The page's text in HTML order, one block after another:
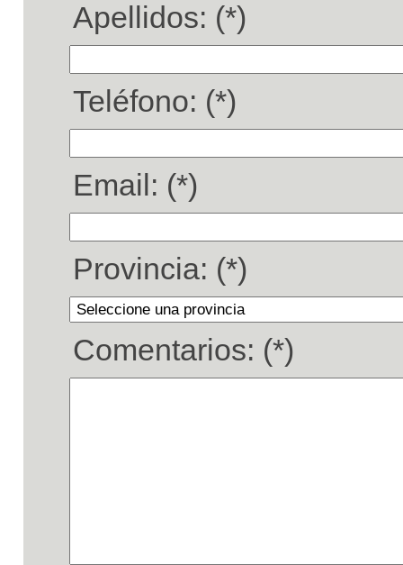
Apellidos: (*)
Teléfono: (*)
Email: (*)
Provincia: (*)
Comentarios: (*)